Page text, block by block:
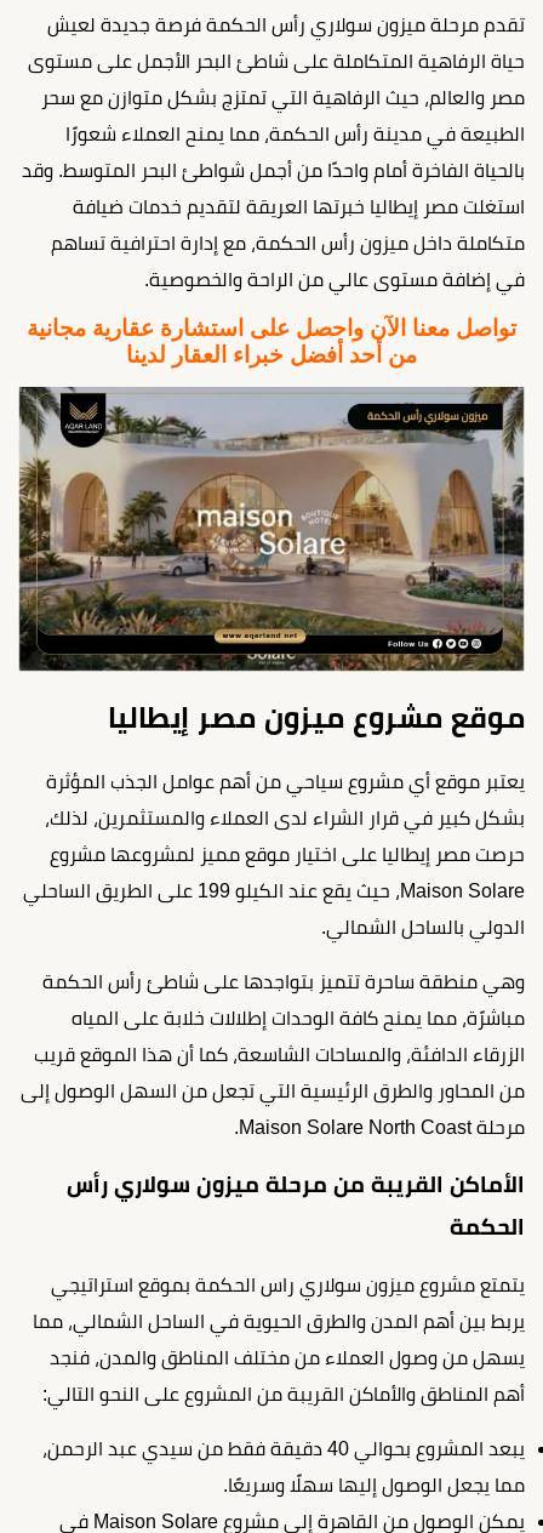
تقدم مرحلة ميزون سولاري رأس الحكمة فرصة جديدة لعيش
حياة الرفاهية المتكاملة على شاطئ البحر الأجمل على مستوى
مصر والعالم، حيث الرفاهية التي تمتزج بشكل متوازن مع سحر
الطبيعة في مدينة رأس الحكمة، مما يمنح العملاء شعورًا
بالحياة الفاخرة أمام واحدًا من أجمل شواطئ البحر المتوسط. وقد
استغلت مصر إيطاليا خبرتها العريقة لتقديم خدمات ضيافة
متكاملة داخل ميزون رأس الحكمة، مع إدارة احترافية تساهم
في إضافة مستوى عالي من الراحة والخصوصية.
تواصل معنا الآن واحصل على استشارة عقارية مجانية
من أحد أفضل خبراء العقار لدينا
موقع مشروع ميزون مصر إيطاليا
يعتبر موقع أي مشروع سياحي من أهم عوامل الجذب المؤثرة
بشكل كبير في قرار الشراء لدى العملاء والمستثمرين، لذلك،
حرصت مصر إيطاليا على اختيار موقع مميز لمشروعها مشروع
Maison Solare، حيث يقع عند الكيلو 199 على الطريق الساحلي
الدولي بالساحل الشمالي.
وهي منطقة ساحرة تتميز بتواجدها على شاطئ رأس الحكمة
مباشرًة، مما يمنح كافة الوحدات إطلالات خلابة على المياه
الزرقاء الدافئة، والمساحات الشاسعة، كما أن هذا الموقع قريب
من المحاور والطرق الرئيسية التي تجعل من السهل الوصول إلى
مرحلة Maison Solare North Coast.
الأماكن القريبة من مرحلة ميزون سولاري رأس
الحكمة
يتمتع مشروع ميزون سولاري راس الحكمة بموقع استراتيجي
يربط بين أهم المدن والطرق الحيوية في الساحل الشمالي، مما
يسهل من وصول العملاء من مختلف المناطق والمدن، فنجد
أهم المناطق والأماكن القريبة من المشروع على النحو التالي:
يبعد المشروع بحوالي 40 دقيقة فقط من سيدي عبد الرحمن،
مما يجعل الوصول إليها سهلًا وسريعًا.
يمكن الوصول من القاهرة إلى مشروع Maison Solare في